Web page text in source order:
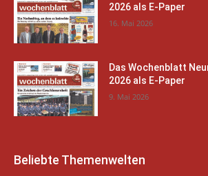
2026 als E-Paper
16. Mai 2026
Das Wochenblatt
2026 als E-Paper
9. Mai 2026
Beliebte Themenwelten